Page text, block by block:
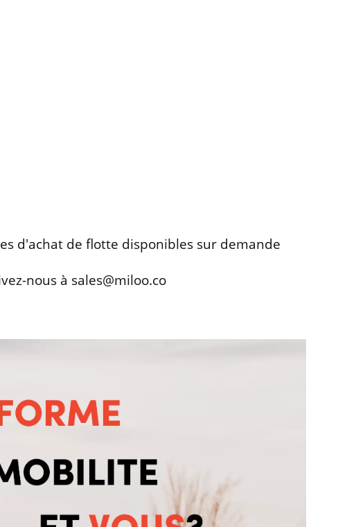
d'achat de flotte disponibles sur demande
nous à sales@miloo.co